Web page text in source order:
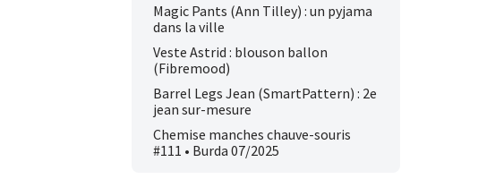
Magic Pants (Ann Tilley) : un pyjama
dans la ville
Veste Astrid : blouson ballon
(Fibremood)
Barrel Legs Jean (SmartPattern) : 2e
jean sur-mesure
Chemise manches chauve-souris
#111 • Burda 07/2025